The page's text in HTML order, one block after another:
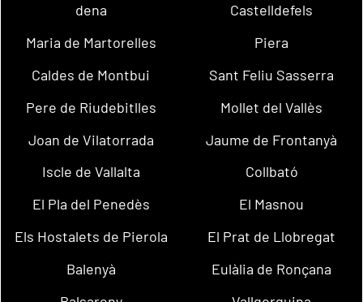
dena
Castelldefels
Maria de Martorelles
Piera
Caldes de Montbui
Sant Feliu Sasserra
Pere de Riudebitlles
Mollet del Vallès
Joan de Vilatorrada
Jaume de Frontanyà
Iscle de Vallalta
Collbató
El Pla del Penedès
El Masnou
Els Hostalets de Pierola
El Prat de Llobregat
Balenyà
Eulàlia de Ronçana